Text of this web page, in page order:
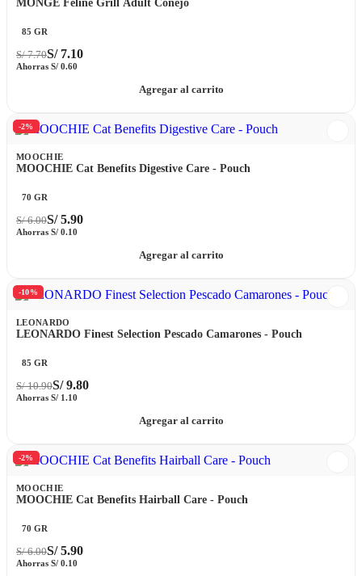
MONGE Feline Grill Adult Conejo
85 GR
S/7.70S/7.10
Ahorras S/ 0.60
Agregar al carrito
-2%
MOOCHIE
MOOCHIE Cat Benefits Digestive Care - Pouch
70 GR
S/6.00S/5.90
Ahorras S/ 0.10
Agregar al carrito
-10%
LEONARDO
LEONARDO Finest Selection Pescado Camarones - Pouch
85 GR
S/10.90S/9.80
Ahorras S/ 1.10
Agregar al carrito
-2%
MOOCHIE
MOOCHIE Cat Benefits Hairball Care - Pouch
70 GR
S/6.00S/5.90
Ahorras S/ 0.10